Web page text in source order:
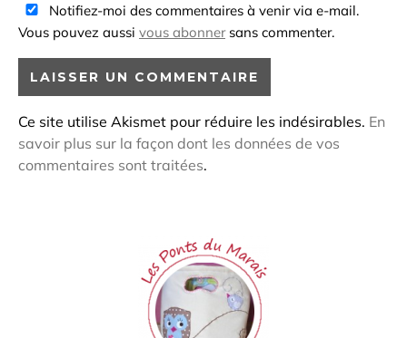
Notifiez-moi des commentaires à venir via e-mail.
Vous pouvez aussi vous abonnersans commenter.
Ce site utilise Akismet pour réduire les indésirables. En
savoir plus sur la façon dont les données de vos
commentaires sont traitées.